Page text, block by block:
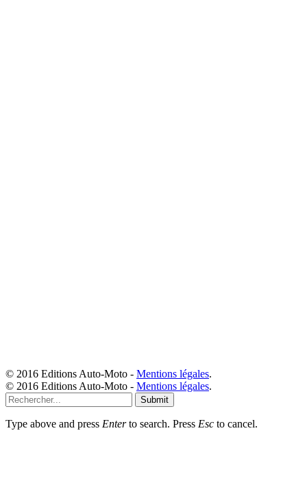
© 2016 Editions Auto-Moto - Mentions légales.
© 2016 Editions Auto-Moto - Mentions légales.
Submit
Type above and press Enterto search. Press Esc to cancel.